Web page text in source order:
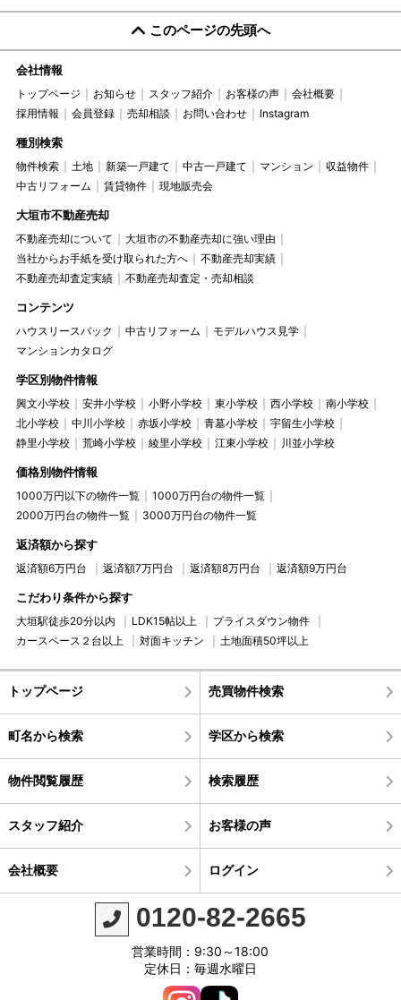
このページの先頭へ
会社情報
トップページ お知らせ スタッフ紹介 お客様の声
会社概要
採用情報
会員登録 売却相談 お問い合わせ Instagram
種別検索
物件検索 土地 新築一戸建て 中古一戸建て マンション
収益物件
中古リフォーム
賃貸物件 現地販売会
大垣市不動産売却
不動産売却について
大垣市の不動産売却に強い理由
当社からお手紙を受け取られた方へ
不動産売却実績
不動産売却査定実績
不動産売却査定・売却相談
コンテンツ
ハウスリースバック 中古リフォーム
モデルハウス見学
マンションカタログ
学区別物件情報
興文小学校 安井小学校 小野小学校 東小学校 西小学校
南小学校
北小学校
中川小学校 赤坂小学校 青墓小学校
宇留生小学校
静里小学校
荒崎小学校 綾里小学校 江東小学校 川並小学校
価格別物件情報
1000万円以下の物件一覧
1000万円台の物件一覧
2000万円台の物件一覧
3000万円台の物件一覧
返済額から探す
返済額6万円台 返済額7万円台 返済額8万円台 返済額9万円台
こだわり条件から探す
大垣駅徒歩20分以内 LDK15帖以上
プライスダウン物件
カースペース２台以上
対面キッチン 土地面積50坪以上
トップページ 売買物件検索
町名から検索 学区から検索
物件閲覧履歴 検索履歴
スタッフ紹介 お客様の声
会社概要 ログイン
0120-82-2665
営業時間：9:30～18:00
定休日：毎週水曜日